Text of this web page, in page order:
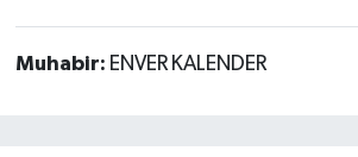
Muhabir: ENVER KALENDER